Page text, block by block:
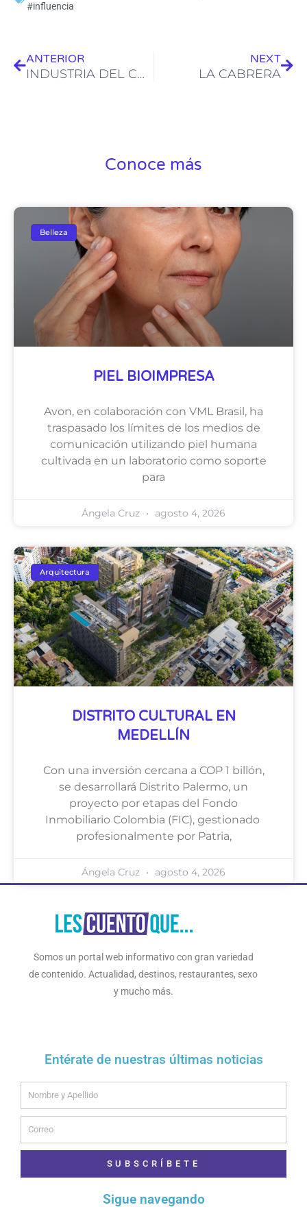
#influencia
ANTERIOR
INDUSTRIA DEL CALZADO
NEXT
LA CABRERA
Conoce más
Belleza
PIEL BIOIMPRESA
Avon, en colaboración con VML Brasil, ha
traspasado los límites de los medios de
comunicación utilizando piel humana
cultivada en un laboratorio como soporte
para
Ángela Cruz agosto 4, 2026
Arquitectura
DISTRITO CULTURAL EN
MEDELLÍN
Con una inversión cercana a COP 1 billón,
se desarrollará Distrito Palermo, un
proyecto por etapas del Fondo
Inmobiliario Colombia (FIC), gestionado
profesionalmente por Patria,
Ángela Cruz agosto 4, 2026
Somos un portal web informativo con gran variedad
de contenido. Actualidad, destinos, restaurantes, sexo
y mucho más.
Entérate de nuestras últimas noticias
SUBSCRÍBETE
Sigue navegando